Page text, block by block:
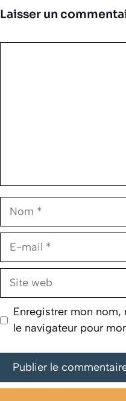
Laisser un
Nom
E-
Site
Enregistrer mon
le navigateur pour